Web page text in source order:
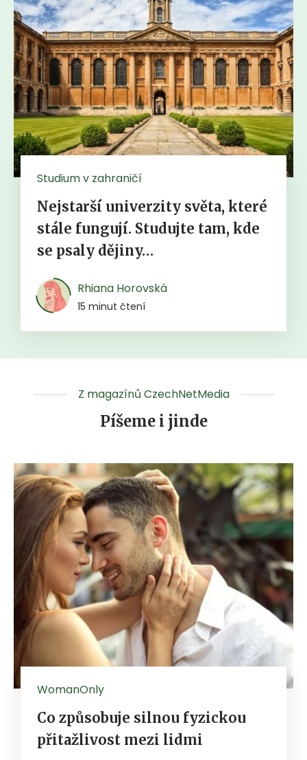
Studium v zahraničí
Nejstarší univerzity světa, které
stále fungují. Studujte tam, kde
se psaly dějiny…
Rhiana Horovská
15 minut čtení
Z magazínů CzechNetMedia
Píšeme i jinde
WomanOnly
Co způsobuje silnou fyzickou
přitažlivost mezi lidmi